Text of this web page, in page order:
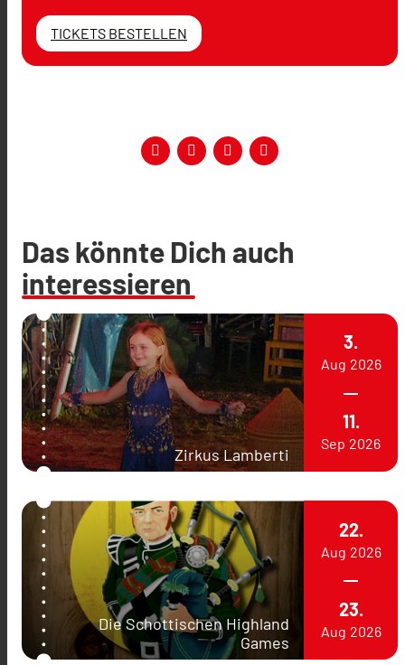
TICKETS BESTELLEN
Das könnte Dich auch
interessieren
Zirkus Lamberti
3.
Aug 2026
11.
Sep 2026
Die Schottischen Highland
Games
22.
Aug 2026
23.
Aug 2026